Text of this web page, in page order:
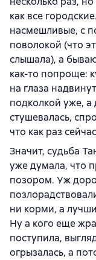
как все
насмешливые, с
поволокой (что
слышала), а
как-то попроще:
на глаза
подколкой уже, а
стушевалась,
что как раз
Значит, судьба
уже думала, что
позором. Уж
ни корми, а
Ну а кого еще
поступила,
огрызалась, а